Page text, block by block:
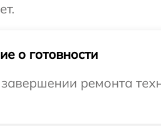
о готовности
ремонта